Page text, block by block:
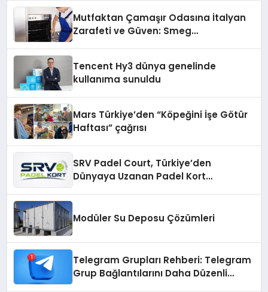
Mutfaktan Çamaşır Odasına İtalyan
Zarafeti ve Güven: Smeg
Tencent Hy3 dünya genelinde
kullanıma sunuldu
Mars Türkiye’den “Köpeğini İşe Götür
Haftası” çağrısı
SRV Padel Court, Türkiye’den
Dünyaya Uzanan Padel Kort
Modüler Su Deposu Çözümleri
Telegram Grupları Rehberi: Telegram
Grup Bağlantılarını Daha Düzenli